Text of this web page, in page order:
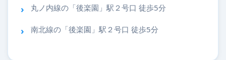
丸ノ内線の「後楽園」駅２号口 徒歩5分
南北線の「後楽園」駅２号口 徒歩5分